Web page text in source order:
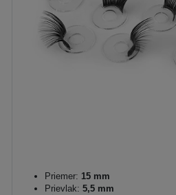
Priemer: 15 mm
Prievlak: 5,5 mm